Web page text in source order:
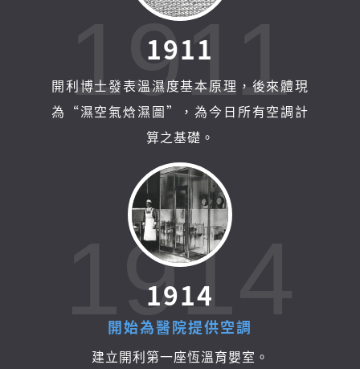
1911
1911
開利博士發表溫濕度基本原理，後來體現
為“濕空氣焓濕圖”，為今日所有空調計
算之基礎。
1914
1914
開始為醫院提供空調
建立開利第一座恆溫育嬰室。